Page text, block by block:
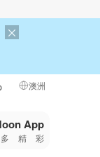
澳洲
App
精彩